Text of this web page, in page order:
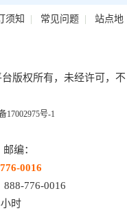
须知 | 常见问题| 站点地
版权所有，未经许可，不
17002975号-1
编：
0016
888-776-0016
时